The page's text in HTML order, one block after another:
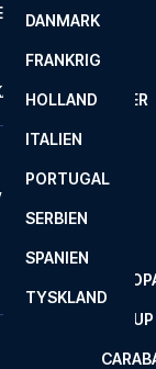
FA CUP
LONDON
MADRID
MANCHESTER
MILANO
ROM
SEVILLA
DANMARK
FRANKRIG
HOLLAND
ITALIEN
PORTUGAL
SERBIEN
SPANIEN
TYSKLAND
TUR
grønsværen og
den ultimative
kæmper for 3
bratwurst
nøje
10 83 03.